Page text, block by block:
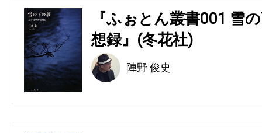
『ふぉとん叢書001 雪
想録』(冬花社)
陣野 俊史